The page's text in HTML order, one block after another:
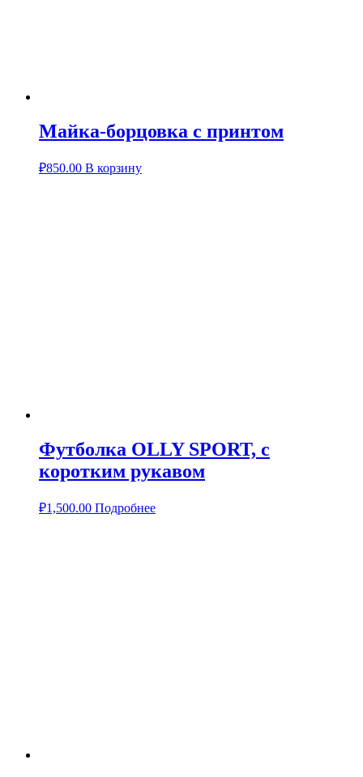
Майка-борцовка с принтом
₽850.00 В корзину
Футболка OLLY SPORT, с
коротким рукавом
₽1,500.00 Подробнее